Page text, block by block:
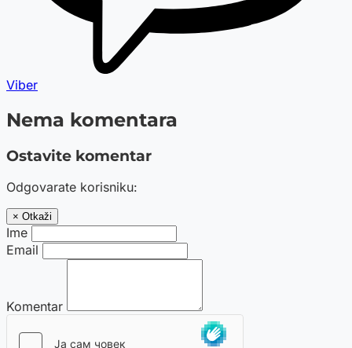
Viber
Nema komentara
Ostavite komentar
Odgovarate korisniku:
× Otkaži
Ime
Email
Komentar